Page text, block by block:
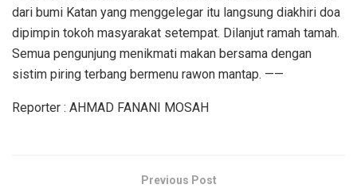
dari bumi Katan yang menggelegar itu langsung diakhiri doa
dipimpin tokoh masyarakat setempat. Dilanjut ramah tamah.
Semua pengunjung menikmati makan bersama dengan
sistim piring terbang bermenu rawon mantap. ——
Reporter : AHMAD FANANI MOSAH
Previous Post